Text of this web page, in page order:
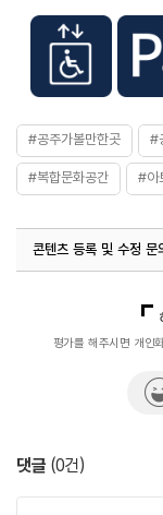
#공주가볼만한곳 #
#복합문화공간 #아
콘텐츠 등록 및 수정 문
열린관광콘텐츠팀(열린
평가를 해주시면 개인
댓글 (0건)